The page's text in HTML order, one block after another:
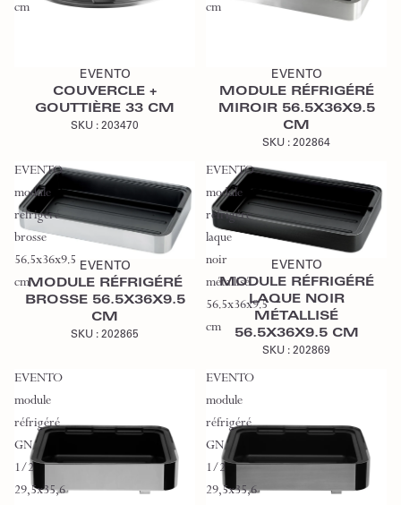
cm
EVENTO
COUVERCLE +
GOUTTIÈRE 33 CM
SKU : 203470
cm
EVENTO
MODULE RÉFRIGÉRÉ
MIROIR 56.5X36X9.5
CM
SKU : 202864
EVENTO
module
réfrigéré
brosse
56.5x36x9.5
cm
Ajouter au devis
EVENTO
MODULE RÉFRIGÉRÉ
BROSSE 56.5X36X9.5
CM
SKU : 202865
EVENTO
module
réfrigéré
laque
noir
métallisé
56.5x36x9.5
cm
Ajouter au devis
EVENTO
MODULE RÉFRIGÉRÉ
LAQUE NOIR
MÉTALLISÉ
56.5X36X9.5 CM
SKU : 202869
EVENTO
module
réfrigéré
GN
1/2
29,5x35,6
EVENTO
module
réfrigéré
GN
1/2
29,5x35,6